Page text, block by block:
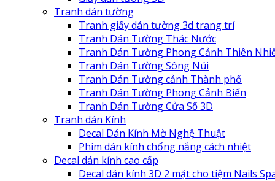
Tranh dán tường
Tranh giấy dán tường 3d trang trí
Tranh Dán Tường Thác Nước
Tranh Dán Tường Phong Cảnh Thiên
Tranh Dán Tường Sông Núi
Tranh Dán Tường cảnh Thành phố
Tranh Dán Tường Phong Cảnh Biển
Tranh Dán Tường Cửa Sổ 3D
Tranh dán Kính
Decal Dán Kính Mờ Nghệ Thuật
Phim dán kính chống nắng cách nhiệt
Decal dán kính cao cấp
Decal dán kính 3D 2 mặt cho tiệm Nails